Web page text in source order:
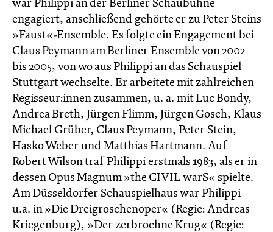
war Philippi an der Berliner Schaubühne
engagiert, anschließend gehörte er zu Peter Steins
»Faust«-Ensemble. Es folgte ein Engagement bei
Claus Peymann am Berliner Ensemble von 2002
bis 2005, von wo aus Philippi an das Schauspiel
Stuttgart wechselte. Er arbeitete mit zahlreichen
Regisseur:innen zusammen, u. a. mit Luc Bondy,
Andrea Breth, Jürgen Flimm, Jürgen Gosch, Klaus
Michael Grüber, Claus Peymann, Peter Stein,
Hasko Weber und Matthias Hartmann. Auf
Robert Wilson traf Philippi erstmals 1983, als er in
dessen Opus Magnum »the CIVIL warS« spielte.
Am Düsseldorfer Schauspielhaus war Philippi
u.a. in »Die Dreigroschenoper« (Regie: Andreas
Kriegenburg), »Der zerbrochne Krug« (Regie: